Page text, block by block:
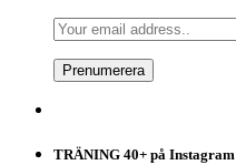
TRÄNING 40+ på Instagram